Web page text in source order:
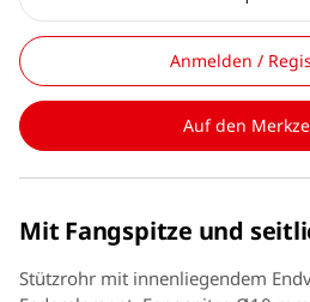
Anmelden /
Auf den
Mit Fangspitze und
Stützrohr mit innenliegendem